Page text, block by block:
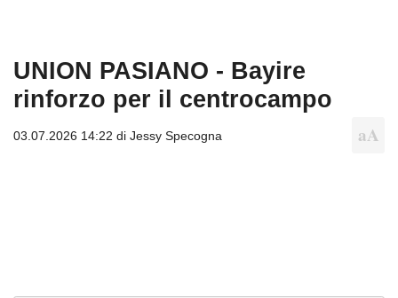
UNION PASIANO - Bayire
rinforzo per il centrocampo
03.07.2026 14:22 di Jessy Specogna